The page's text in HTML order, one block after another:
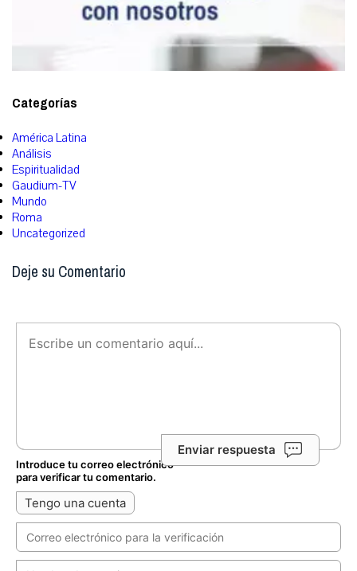
Categorías
América Latina
Análisis
Espiritualidad
Gaudium-TV
Mundo
Roma
Uncategorized
Deje su Comentario
Enviar respuesta
Introduce tu correo electrónico
para verificar tu comentario.
Tengo una cuenta